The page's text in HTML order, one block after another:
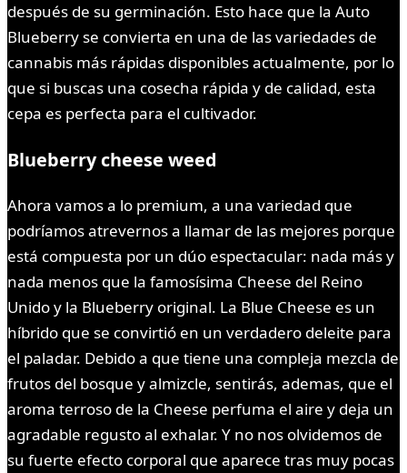
después de su germinación. Esto hace que la Auto
Blueberry se convierta en una de las variedades de
cannabis más rápidas disponibles actualmente, por lo
que si buscas una cosecha rápida y de calidad, esta
cepa es perfecta para el cultivador.
Blueberry cheese weed
Ahora vamos a lo premium, a una variedad que
podríamos atrevernos a llamar de las mejores porque
está compuesta por un dúo espectacular: nada más y
nada menos que la famosísima Cheese del Reino
Unido y la Blueberry original. La Blue Cheese es un
híbrido que se convirtió en un verdadero deleite para
el paladar. Debido a que tiene una compleja mezcla de
frutos del bosque y almizcle, sentirás, ademas, que el
aroma terroso de la Cheese perfuma el aire y deja un
agradable regusto al exhalar. Y no nos olvidemos de
su fuerte efecto corporal que aparece tras muy pocas